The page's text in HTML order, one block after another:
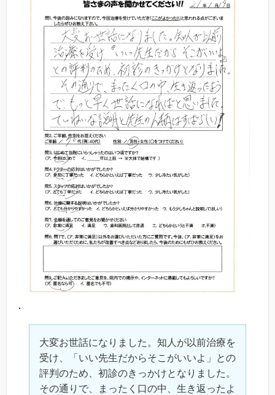
大変お世話になりました。知人が以前治療を
受け、「いい先生だからそこがいいよ」との
評判のため、初診のきっかけとなりました。
その通りで、まったく口の中、生き返ったよ